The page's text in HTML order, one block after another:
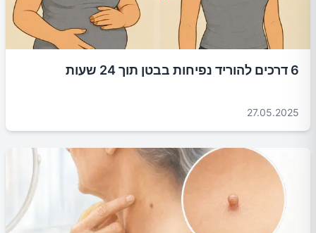
6 דרכים להוריד נפיחות בבטן תוך 24 שעות
27.05.2025